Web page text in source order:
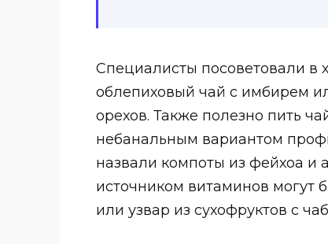
Специалисты посоветовали в
облепиховый чай с имбирем
орехов. Также полезно пить
небанальным вариантом
назвали компоты из фейхоа и
источником витаминов могут
или узвар из сухофруктов с